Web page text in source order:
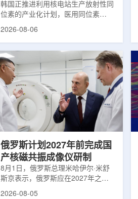
业化生产
韩国正推进利用核电站生产放射性同
位素的产业化计划，医用同位素
镥-177(Lu-177)被列为首个商业化目
产，后续还可能将产品范围扩大至
钴-60、氚-3和氦-3等同位素。Lu-
177是当前全球放射性药物市场中应
用较广的治疗性放射性同位素，可用
于前列腺癌、神经内分泌肿瘤等疾病
相关放射性药物。此前，韩国所需
Lu-177完全依赖进口。由于其半衰
期约为6.6天，从生产、运输到药物
2026-08-06
俄罗斯计划2027年前完成国
产核磁共振成像仪研制
8月1日，俄罗斯总理米哈伊尔·米舒
斯京表示，俄罗斯应在2027年之前
完成国产核磁共振成像仪的研制工
2026-08-05